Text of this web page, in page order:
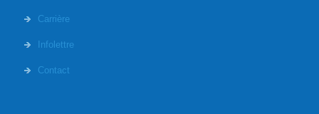
Carrière
Infolettre
Contact